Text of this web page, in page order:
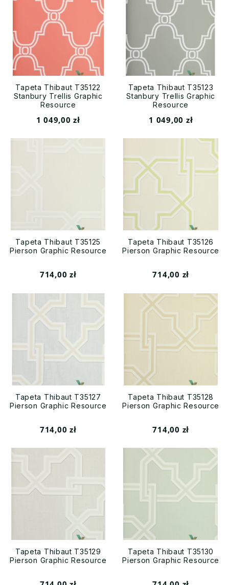
Tapeta Thibaut T35122
Stanbury Trellis Graphic
Resource
1 049,00 zł
Tapeta Thibaut T35123
Stanbury Trellis Graphic
Resource
1 049,00 zł
Tapeta Thibaut T35125
Pierson Graphic Resource
714,00 zł
Tapeta Thibaut T35126
Pierson Graphic Resource
714,00 zł
Tapeta Thibaut T35127
Pierson Graphic Resource
714,00 zł
Tapeta Thibaut T35128
Pierson Graphic Resource
714,00 zł
Tapeta Thibaut T35129
Pierson Graphic Resource
Tapeta Thibaut T35130
Pierson Graphic Resource